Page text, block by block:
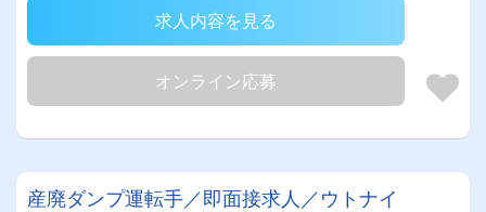
求人内容を見る
オンライン応募
産廃ダンプ運転手／即面接求人／ウトナイ